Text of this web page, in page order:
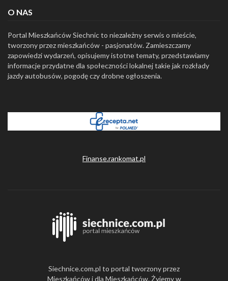
O NAS
Portal Mieszkańców Siechnic to niezależny serwis o mieście,
tworzony przez mieszkańców - pasjonatów. Zamieszczamy
zapowiedzi wydarzeń, opisujemy istotne tematy, przedstawiamy
informacje przydatne dla społeczności lokalnej takie jak rozkłady
jazdy autobusów, pogodę czy drobne ogłoszenia.
Finanse.rankomat.pl
Siechnice.com.pl to portal tworzony przez
Mieszkańców i dla Mieszkańców. Żyjemy w